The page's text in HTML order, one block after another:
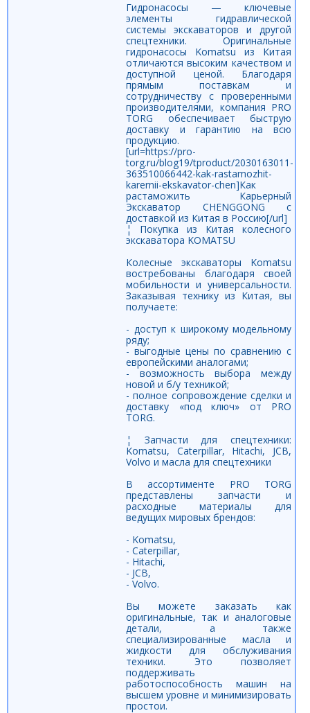
Гидронасосы — ключевые
элементы гидравлической
системы экскаваторов и другой
спецтехники. Оригинальные
гидронасосы Komatsu из Китая
отличаются высоким качеством и
доступной ценой. Благодаря
прямым поставкам и
сотрудничеству с проверенными
производителями, компания PRO
TORG обеспечивает быструю
доставку и гарантию на всю
продукцию.
[url=https://pro-
torg.ru/blog19/tproduct/2030163011-
363510066442-kak-rastamozhit-
karernii-ekskavator-chen]Как
растаможить Карьерный
Экскаватор CHENGGONG с
доставкой из Китая в Россию[/url]
¦ Покупка из Китая колесного
экскаватора KOMATSU
Колесные экскаваторы Komatsu
востребованы благодаря своей
мобильности и универсальности.
Заказывая технику из Китая, вы
получаете:
- доступ к широкому модельному
ряду;
- выгодные цены по сравнению с
европейскими аналогами;
- возможность выбора между
новой и б/у техникой;
- полное сопровождение сделки и
доставку «под ключ» от PRO
TORG.
¦ Запчасти для спецтехники:
Komatsu, Caterpillar, Hitachi, JCB,
Volvo и масла для спецтехники
В ассортименте PRO TORG
представлены запчасти и
расходные материалы для
ведущих мировых брендов:
- Komatsu,
- Caterpillar,
- Hitachi,
- JCB,
- Volvo.
Вы можете заказать как
оригинальные, так и аналоговые
детали, а также
специализированные масла и
жидкости для обслуживания
техники. Это позволяет
поддерживать
работоспособность машин на
высшем уровне и минимизировать
простои.